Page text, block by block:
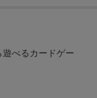
べるカードゲー